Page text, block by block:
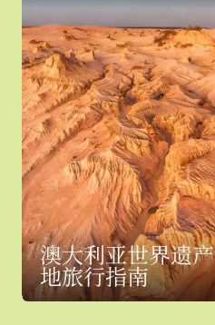
澳大利亚世界遗产
地旅行指南